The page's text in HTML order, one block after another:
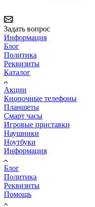
Задать вопрос
Информация
Блог
Политика
Реквизиты
Каталог
Акции
Кнопочные телефоны
Планшеты
Смарт часы
Игровые приставки
Наушники
Ноутбуки
Информация
Блог
Политика
Реквизиты
Помощь